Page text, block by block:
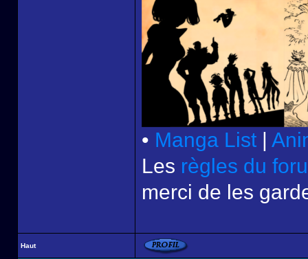
• Manga List |
Les règles du
merci de les
Haut